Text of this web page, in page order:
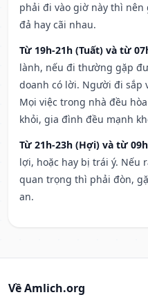
phải đi vào giờ này thì
đả hay cãi nhau.
Từ 19h-21h (Tuất) và từ
lành, nếu đi thường gặp
doanh có lời. Người đi sắp
Mọi việc trong nhà đều
khỏi, gia đình đều mạnh
Từ 21h-23h (Hợi) và từ
lợi, hoặc hay bị trái ý. Nếu
quan trọng thì phải đòn,
an.
Về Amlich.org